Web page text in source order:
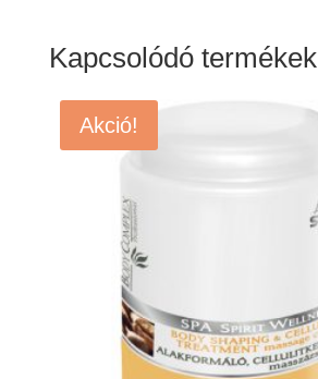
-
13
Kapcsolódó termékek
Akció!